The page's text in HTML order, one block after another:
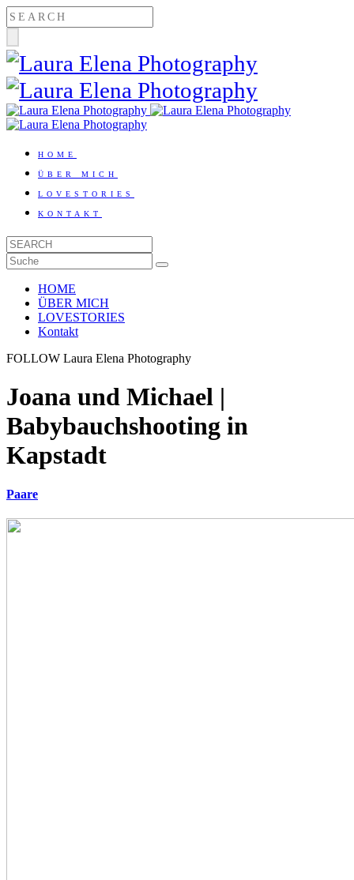
HOME
ÜBER MICH
LOVESTORIES
KONTAKT
HOME
ÜBER MICH
LOVESTORIES
Kontakt
FOLLOW Laura Elena Photography
Joana und Michael |
Babybauchshooting in
Kapstadt
Paare